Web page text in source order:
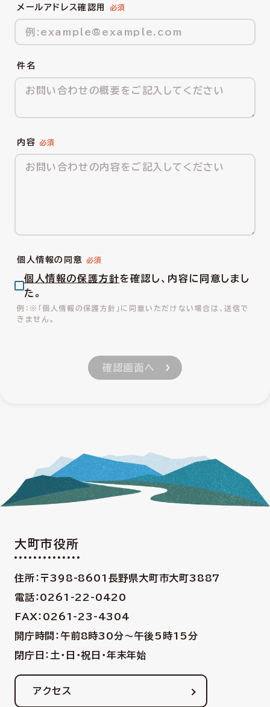
メールアドレス確認用
件名
内容
個人情報の同意
個人情報の保護方針を確認し、内容に同意しまし
た。
※「個人情報の保護方針」に同意いただけない場合は、送信で
きません。
大町市役所
住所：〒398-8601 長野県大町市大町3887
電話：0261-22-0420
FAX：0261-23-4304
開庁時間：午前8時30分〜午後5時15分
閉庁日：土・日・祝日・年末年始
アクセス